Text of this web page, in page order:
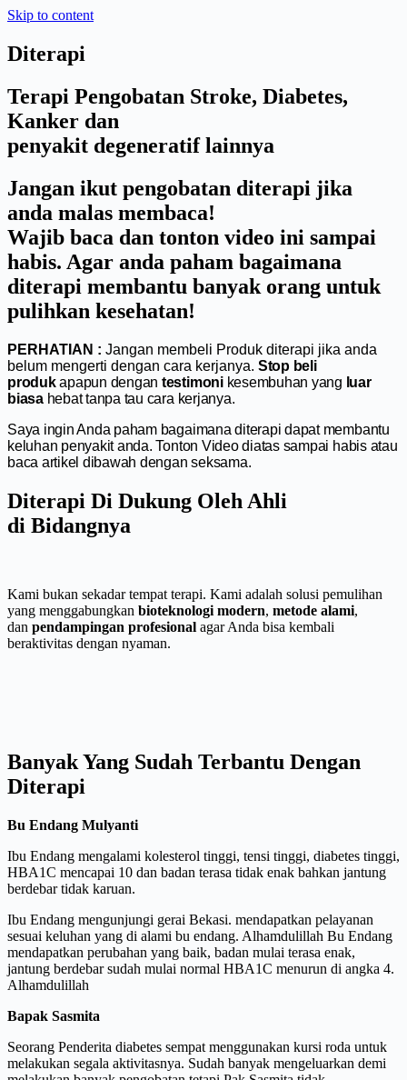
Skip to content
Diterapi
Terapi Pengobatan Stroke, Diabetes,
Kanker dan
penyakit degeneratif lainnya
Jangan ikut pengobatan diterapi jika
anda malas membaca!
Wajib baca dan tonton video ini sampai
habis. Agar anda paham bagaimana
diterapi membantu banyak orang untuk
pulihkan kesehatan!
PERHATIAN : Jangan membeli Produk diterapi jika anda
belum mengerti dengan cara kerjanya. Stop beli
produkapapun dengan testimonikesembuhan yang luar
biasahebat tanpa tau cara kerjanya.
Saya ingin Anda paham bagaimana diterapi dapat membantu
keluhan penyakit anda. Tonton Video diatas sampai habis atau
baca artikel dibawah dengan seksama.
Diterapi Di Dukung Oleh Ahli
di Bidangnya
Kami bukan sekadar tempat terapi. Kami adalah solusi pemulihan
yang menggabungkan bioteknologi modern, metode alami,
dan pendampingan profesional agar Anda bisa kembali
beraktivitas dengan nyaman.
Banyak Yang Sudah Terbantu Dengan
Diterapi
Bu Endang Mulyanti
Ibu Endang mengalami kolesterol tinggi, tensi tinggi, diabetes tinggi,
HBA1C mencapai 10 dan badan terasa tidak enak bahkan jantung
berdebar tidak karuan.
Ibu Endang mengunjungi gerai Bekasi. mendapatkan pelayanan
sesuai keluhan yang di alami bu endang. Alhamdulillah Bu Endang
mendapatkan perubahan yang baik, badan mulai terasa enak,
jantung berdebar sudah mulai normal HBA1C menurun di angka 4.
Alhamdulillah
Bapak Sasmita
Seorang Penderita diabetes sempat menggunakan kursi roda untuk
melakukan segala aktivitasnya. Sudah banyak mengeluarkan demi